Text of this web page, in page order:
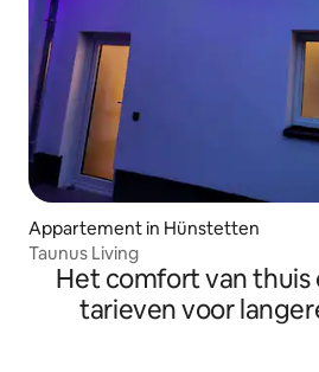
Appartement in Hünstetten
Taunus Living
Het comfort van
tarieven voor